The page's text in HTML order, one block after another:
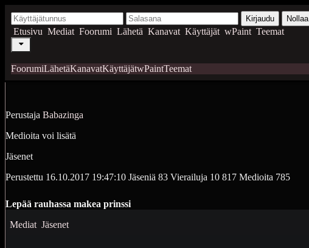
Kirjaudu Nollaa
Etusivu Mediat Foorumi Lähetä Kanavat Käyttäjät wPaint Teemat
FoorumiLähetäKanavatKäyttäjätwPaintTeemat
Perustaja Babazinga
Medioita voi lisätä
Jäsenet
Perustettu 16.10.2017 19:47:10 Jäseniä 83 Vierailuja 10 817 Medioita 785
Lepää rauhassa makea prinssi
Mediat Jäsenet